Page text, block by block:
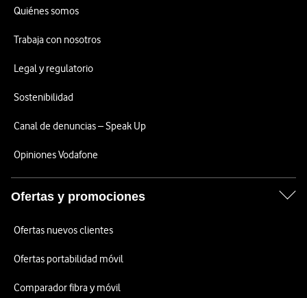
Quiénes somos
Trabaja con nosotros
Legal y regulatorio
Sostenibilidad
Canal de denuncias – Speak Up
Opiniones Vodafone
Ofertas y promociones
Ofertas nuevos clientes
Ofertas portabilidad móvil
Comparador fibra y móvil